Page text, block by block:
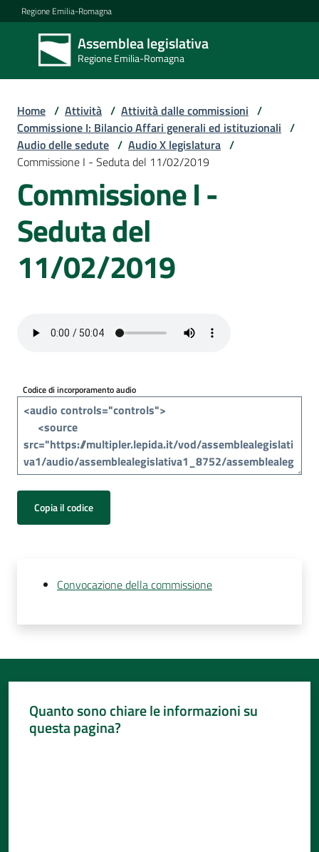
Vai al contenuto
Vai alla navigazione
Vai al footer
Regione Emilia-Romagna
Assemblea legislativa
Regione Emilia-Romagna
Assemblea
legislativa
Regione Emilia-
Assemblea
Attività
Argomenti
Per
cittadini
Home / Attività / Attività dalle commissioni /
Commissione I: Bilancio Affari generali ed istituzionali /
Audio delle sedute / Audio X legislatura /
Commissione I - Seduta del 11/02/2019
Commissione I -
Seduta del
11/02/2019
Codice di incorporamento audio
Copia il codice
Convocazione della commissione
Quanto sono chiare le informazioni su
questa pagina?